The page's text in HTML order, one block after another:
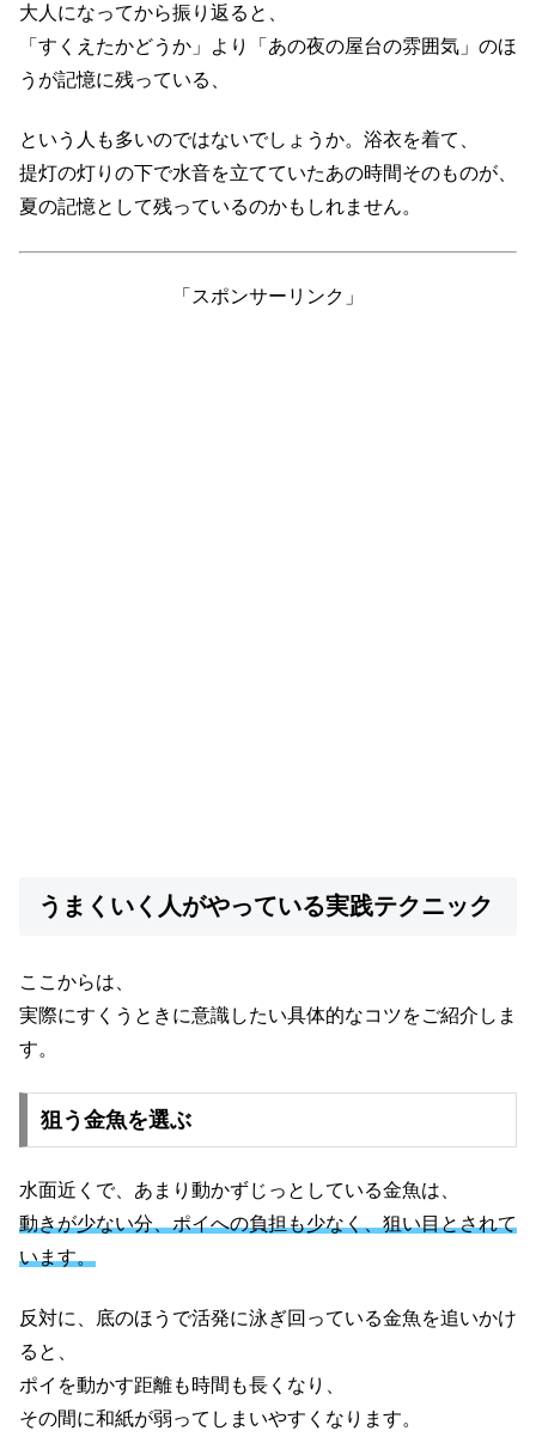
大人になってから振り返ると、
「すくえたかどうか」より「あの夜の屋台の雰囲気」のほ
うが記憶に残っている、
という人も多いのではないでしょうか。浴衣を着て、
提灯の灯りの下で水音を立てていたあの時間そのものが、
夏の記憶として残っているのかもしれません。
「スポンサーリンク」
うまくいく人がやっている実践テクニック
ここからは、
実際にすくうときに意識したい具体的なコツをご紹介しま
す。
狙う金魚を選ぶ
水面近くで、あまり動かずじっとしている金魚は、
動きが少ない分、ポイへの負担も少なく、狙い目とされて
います。
反対に、底のほうで活発に泳ぎ回っている金魚を追いかけ
ると、
ポイを動かす距離も時間も長くなり、
その間に和紙が弱ってしまいやすくなります。